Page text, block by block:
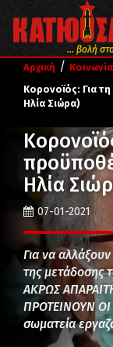
... βολή
Αρχική / Κοινωνία
Κορονοϊός: Για
Ηλία Σιώρα)
Ηλία
07-01-2021
Για να
της μετάδοσης
ΑΚΡΩΣ
ΠΡΟΤΕΙΝΟΥΝ ΟΙ
σωματεία